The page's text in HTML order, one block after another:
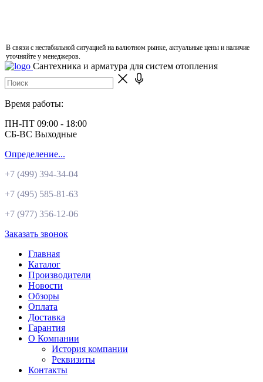
В связи с нестабильной ситуацией на валютном рынке, актуальные цены и наличие
уточняйте у менеджеров.
Сантехника и арматура для систем отопления
Время работы:
ПН-ПТ 09:00 - 18:00
СБ-ВС Выходные
Определение...
+7 (499) 394-34-04
+7 (495) 585-81-63
+7 (977) 356-12-06
Заказать звонок
Главная
Каталог
Производители
Новости
Обзоры
Оплата
Доставка
Гарантия
О Компании
История компании
Реквизиты
Контакты